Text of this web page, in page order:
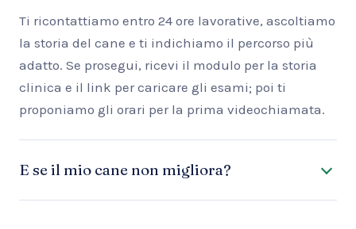
Ti ricontattiamo entro 24 ore lavorative, ascoltiamo
la storia del cane e ti indichiamo il percorso più
adatto. Se prosegui, ricevi il modulo per la storia
clinica e il link per caricare gli esami; poi ti
proponiamo gli orari per la prima videochiamata.
E se il mio cane non migliora?